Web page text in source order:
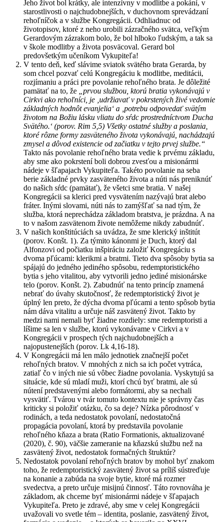
Jeho život bol krátky, ale intenzívny v modlitbe a pokání, v
starostlivosti o najchudobnejších, v duchovnom sprevádzaní
rehoľníčok a v službe Kongregácii. Odhliadnuc od
životopisov, ktoré z neho urobili zázračného svätca, veľkým
Gerardovým zázrakom bolo, že bol hlboko ľudským, a tak sa
v škole modlitby a života posväcoval. Gerard bol
predovšetkým učeníkom Vykupiteľa!
V tento deň, keď slávime sviatok svätého brata Gerarda, by
som chcel pozvať celú Kongregáciu k modlitbe, meditácii,
rozjímaniu a práci pre povolanie rehoľného brata. Je dôležité
pamätať na to, že
„prvou službou, ktorú bratia vykonávajú v
Cirkvi ako rehoľníci, je ‚udržiavať v pokrstených živé vedomie
základných hodnôt evanjelia‘ a ‚potrebu odpovedať svätým
životom na Božiu lásku vliatu do sŕdc prostredníctvom Ducha
Svätého.‘ (porov. Rim 5,5) Všetky ostatné služby a poslania,
ktoré rôzne formy zasväteného života vykonávajú, nachádzajú
zmysel a dôvod existencie od začiatku v tejto prvej službe.“
Takto nás povolanie rehoľného brata vedie k prvému základu,
aby sme ako pokrstení boli dobrou zvesťou a misionármi
nádeje v šľapajach Vykupiteľa. Takéto povolanie na seba
berie základné prvky zasväteného života a núti nás preniknúť
do našich sŕdc (pamätať), že všetci sme bratia. V našej
Kongregácii sa klerici pred vysvätením nazývajú brat alebo
fráter. Inými slovami, núti nás to zamýšľať sa nad tým, že
služba, ktorá neprechádza základom bratstva, je prázdna. A na
to v našom zasvätenom živote nemôžeme nikdy zabudnúť.
V našich konštitúciách sa uvádza, že sme klerický inštitút
(porov. Konšt. 1). Za týmito kánonmi je Duch, ktorý dal
Alfonzovi od počiatku inšpiráciu založiť Kongregáciu s
dvoma pľúcami: klerikmi a bratmi. Tieto dva spôsoby bytia sa
spájajú do jedného jediného spôsobu, redemptoristického
bytia s jeho vitalitou, aby vytvorili jedno jediné misionárske
telo (porov. Konšt. 2). Zabudnúť na tento princíp znamená
nebrať do úvahy skutočnosť, že redemptoristický život je
úplný len preto, že dýcha dvoma pľúcami a tento spôsob bytia
nám dáva vitalitu a určuje náš zasvätený život. Takto by
medzi nami nemali byť žiadne rozdiely: sme redemptoristi a
líšime sa len v službe, ktorú vykonávame v Cirkvi a v
Kongregácii v prospech tých najchudobnejších a
najopustenejších (porov. Lk 4,16-18).
V Kongregácii má len málo jednotiek značnejší počet
rehoľných bratov. V mnohých z nich sa ich počet vytráca,
zatiaľ čo v iných nie sú vôbec žiadne povolania. Vyskytujú sa
situácie, kde sú mladí muži, ktorí chcú byť bratmi, ale sú
nútení predstavenými alebo formátormi, aby sa nechali
vysvätiť. Tvárou v tvár tomuto kontextu nie je správny čas
kriticky si položiť otázku, čo sa deje? Nízka pôrodnosť v
rodinách, a teda nedostatok povolaní, nedostatočná
propagácia povolaní, ktorá by predstavila povolanie
rehoľného kňaza a brata (Ratio Formationis, aktualizované
(2020), č. 90), väčšie zameranie na kňazskú službu než na
zasvätený život, nedostatok formačných štruktúr?
Nedostatok povolaní rehoľných bratov by mohol byť znakom
toho, že redemptoristický zasvätený život sa príliš sústreďuje
na konanie a zabúda na svoje bytie, ktoré má rozmer
svedectva, a preto určuje misijnú činnosť. Táto rovnováha je
základom, ak chceme byť misionármi nádeje v šľapajach
Vykupiteľa. Preto je zdravé, aby sme v celej Kongregácii
uvažovali vo svetle tém – identita, poslanie, zasvätený život,